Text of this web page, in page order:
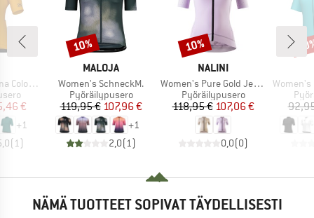
S/S Jersey
hinta
€
+1
( 1)
MERKKI
MALOJA
Tuote
Women's SchneckM.
Tuoteryhmä
Pyöräilypusero
Hinta
119,95 €Alennettu hinta
107,96 €
+1
2,0( 1)
Alennus
10%
MERKKI
NALINI
Tuote
Women's Pure Gold Jersey
Tuoteryhmä
Pyöräilypusero
Hinta
118,95 €Alennettu hinta
107,06 €
0,0(0)
Alennus
10%
Tuote
Women's
NÄMÄ TUOTTEET SOPIVAT TÄYDELLISESTI